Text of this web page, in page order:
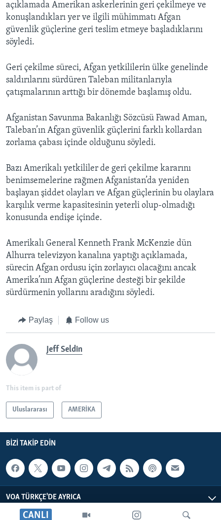
CANLI
açıklamada Amerikan askerlerinin geri çekilmeye ve
konuşlandıkları yer ve ilgili mühimmatı Afgan
güvenlik güçlerine geri teslim etmeye başladıklarını
söyledi.
Geri çekilme süreci, Afgan yetkililerin ülke genelinde
saldırılarını sürdüren Taleban militanlarıyla
çatışmalarının arttığı bir dönemde başlamış oldu.
Afganistan Savunma Bakanlığı Sözcüsü Fawad Aman,
Taleban’ın Afgan güvenlik güçlerini farklı kollardan
zorlama çabası içinde olduğunu söyledi.
Bazı Amerikalı yetkililer de geri çekilme kararını
benimsemelerine rağmen Afganistan’da yeniden
başlayan şiddet olayları ve Afgan güçlerinin bu olaylara
karşılık verme kapasitesinin yeterli olup-olmadığı
konusunda endişe içinde.
Amerikalı General Kenneth Frank McKenzie dün
Alhurra televizyon kanalına yaptığı açıklamada,
sürecin Afgan ordusu için zorlayıcı olacağını ancak
Amerika’nın Afgan güçlerine desteği bir şekilde
sürdürmenin yollarını aradığını söyledi.
Paylaş Follow us
Jeff Seldin
This item is part of
Uluslararası AMERİKA
BIZI TAKIP EDIN
VOA TÜRKÇE'DE AYRICA